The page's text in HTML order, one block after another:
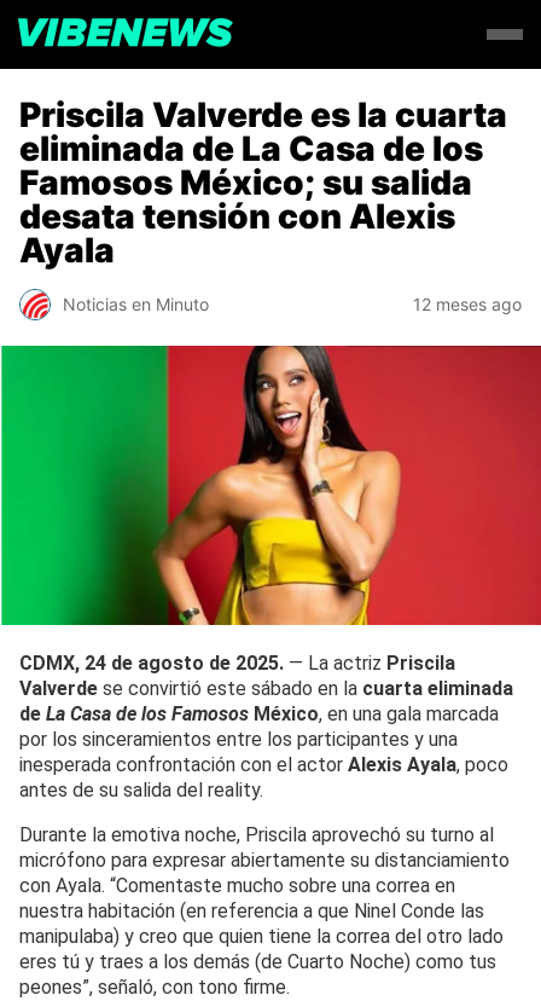
Priscila Valverde es la cuarta
eliminada de La Casa de los
Famosos México; su salida
desata tensión con Alexis
Ayala
Noticias en Minuto 12 meses ago
CDMX, 24 de agosto de 2025. — La actriz Priscila
Valverde se convirtió este sábado en la cuarta eliminada
de La Casa de los Famosos México, en una gala marcada
por los sinceramientos entre los participantes y una
inesperada confrontación con el actor Alexis Ayala, poco
antes de su salida del reality.
Durante la emotiva noche, Priscila aprovechó su turno al
micrófono para expresar abiertamente su distanciamiento
con Ayala. “Comentaste mucho sobre una correa en
nuestra habitación (en referencia a que Ninel Conde las
manipulaba) y creo que quien tiene la correa del otro lado
eres tú y traes a los demás (de Cuarto Noche) como tus
peones”, señaló, con tono firme.